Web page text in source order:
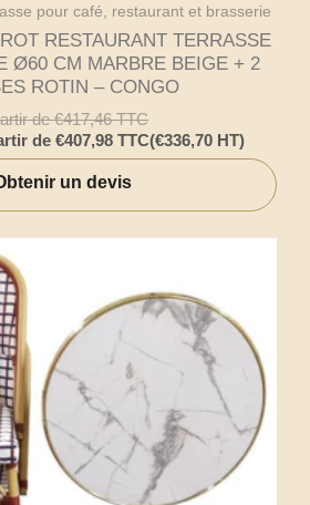
pour café, restaurant et brasserie
RESTAURANT TERRASSE
Ø60 CM MARBRE BEIGE + 2
ROTIN – CONGO
de€417,46TTC
de €407,98TTC(€336,70HT)
un devis